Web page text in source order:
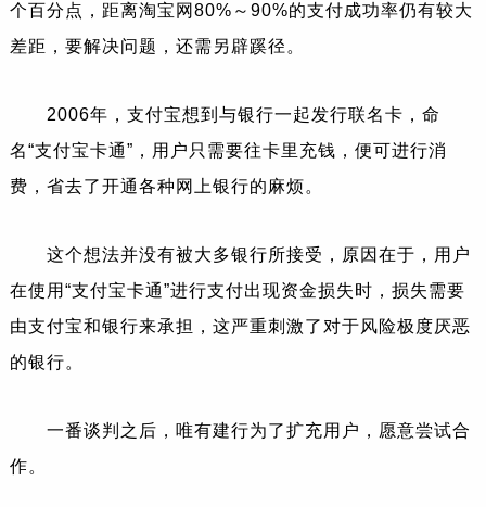
个百分点，距离淘宝网80%～90%的支付成功率仍有较大
差距，要解决问题，还需另辟蹊径。
2006年，支付宝想到与银行一起发行联名卡，命
名“支付宝卡通”，用户只需要往卡里充钱，便可进行消
费，省去了开通各种网上银行的麻烦。
这个想法并没有被大多银行所接受，原因在于，用户
在使用“支付宝卡通”进行支付出现资金损失时，损失需要
由支付宝和银行来承担，这严重刺激了对于风险极度厌恶
的银行。
一番谈判之后，唯有建行为了扩充用户，愿意尝试合
作。